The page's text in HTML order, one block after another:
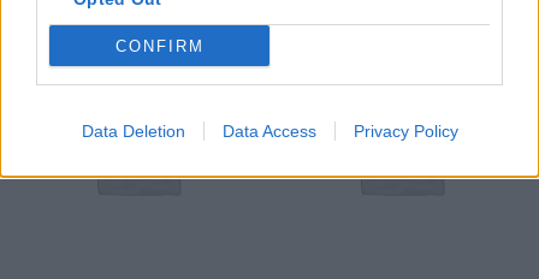
CONFIRM
Data Deletion Data Access Privacy Policy